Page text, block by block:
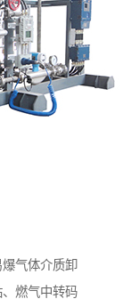
气体介质卸
燃气中转码